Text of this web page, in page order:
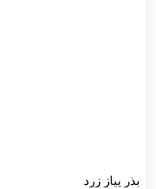
بذر پیاز زرد